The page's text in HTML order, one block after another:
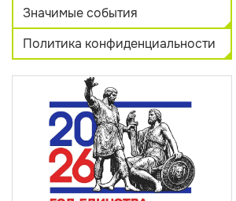
Значимые события
Политика конфиденциальности